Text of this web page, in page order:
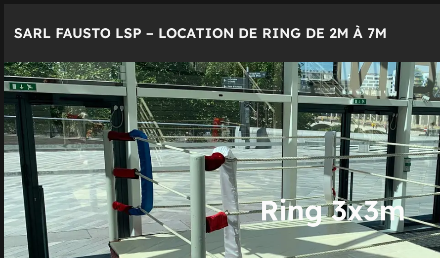
contenu
SARL FAUSTO LSP – LOCATION DE RING DE 2M À 7M
Ring 3x3m